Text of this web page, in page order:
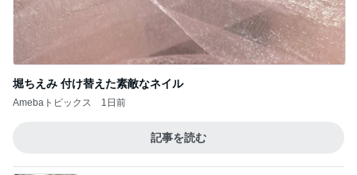
堀ちえみ 付け替えた素敵なネイル
Amebaトピックス 1日前
記事を読む